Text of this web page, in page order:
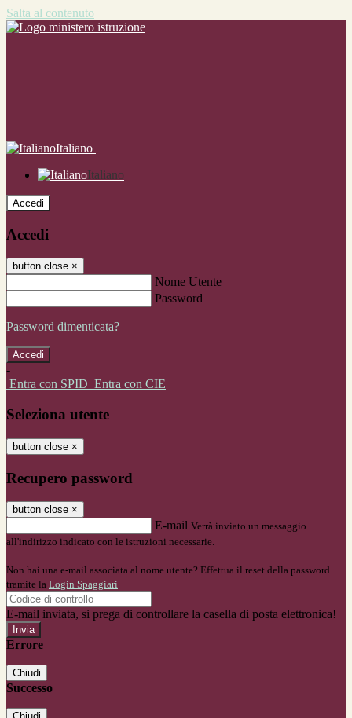
Salta al contenuto
Italiano
Italiano
Accedi
Accedi
button close ×
Nome Utente
Password
Password dimenticata?
-
Entra con SPID Entra con CIE
Seleziona utente
button close ×
Recupero password
button close ×
E-mail Verrà inviato un messaggio
all'indirizzo indicato con le istruzioni necessarie.
Non hai una e-mail associata al nome utente? Effettua il reset della password
tramite la Login Spaggiari
E-mail inviata, si prega di controllare la casella di posta elettronica!
Errore
Chiudi
Successo